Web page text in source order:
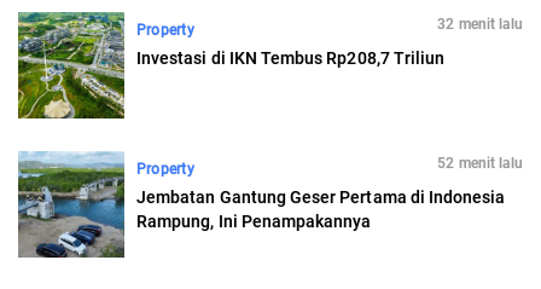
Property 32 menit lalu
Investasi di IKN Tembus Rp208,7 Triliun
Property 52 menit lalu
Jembatan Gantung Geser Pertama di Indonesia
Rampung, Ini Penampakannya